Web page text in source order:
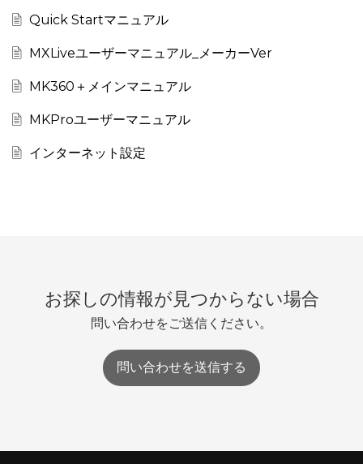
Quick Startマニュアル
MXLiveユーザーマニュアル_メーカーVer
MK360＋メインマニュアル
MKProユーザーマニュアル
インターネット設定
お探しの情報が見つからない場合
問い合わせをご送信ください。
問い合わせを送信する